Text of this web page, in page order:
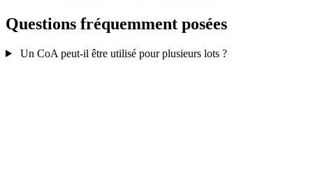
Questions fréquemment posées
Un CoA peut-il être utilisé pour plusieurs lots ?